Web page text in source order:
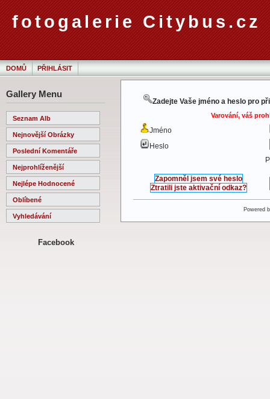
fotogalerie Citybus.cz
DOMŮ PŘIHLÁSIT
Gallery Menu
Seznam Alb
Nejnovější Obrázky
Poslední Komentáře
Nejprohlíženější
Nejlépe Hodnocené
Oblíbené
Vyhledávání
Facebook
Zadejte Vaše jméno a heslo pro
Varování, váš
Jméno
Heslo
Zapomněl jsem své heslo
Ztratili jste aktivační odkaz?
Powered